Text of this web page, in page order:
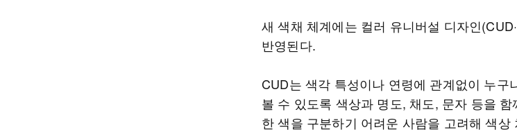
새 색채 체계에는 컬러 유니버설 디자인
반영된다.
CUD는 색각 특성이나 연령에 관계없이 누구
볼 수 있도록 색상과 명도, 채도, 문자 등을
한 색을 구분하기 어려운 사람을 고려해 색